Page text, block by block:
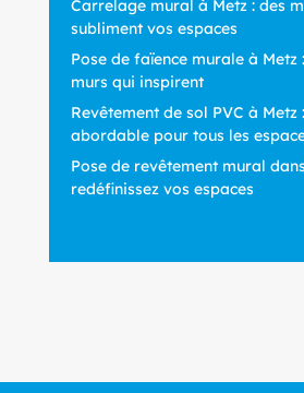
Carrelage mural à Metz : des
subliment vos espaces
Pose de faïence murale à Metz
murs qui inspirent
Revêtement de sol PVC à Metz
abordable pour tous les
Pose de revêtement mural
redéfinissez vos espaces